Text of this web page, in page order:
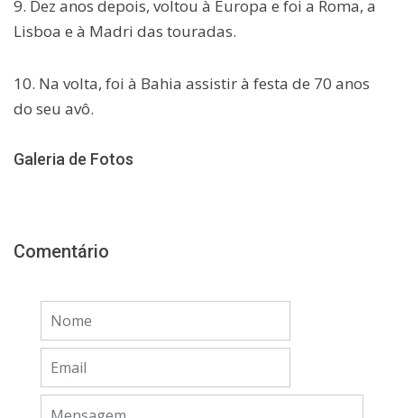
9. Dez anos depois, voltou à Europa e foi a Roma, a
Lisboa e à Madri das touradas.
10. Na volta, foi à Bahia assistir à festa de 70 anos
do seu avô.
Galeria de Fotos
Comentário